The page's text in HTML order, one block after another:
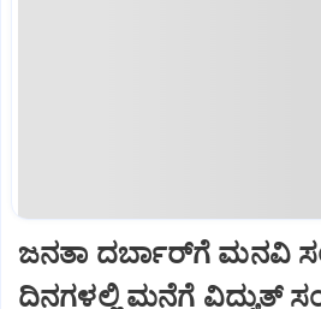
ಜನತಾ ದರ್ಬಾರ್‌ಗೆ ಮನವಿ
ದಿನಗಳಲ್ಲಿ ಮನೆಗೆ ವಿದ್ಯುತ್